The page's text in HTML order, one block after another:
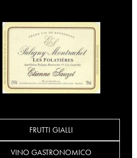
FRUTTI GIALLI
VINO GASTRONOMICO